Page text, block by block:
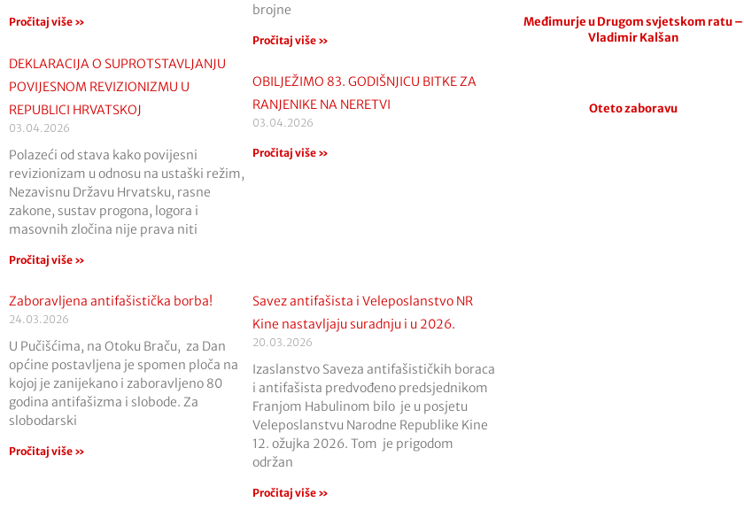
Pročitaj više »
brojne
Pročitaj više »
DEKLARACIJA O SUPROTSTAVLJANJU
POVIJESNOM REVIZIONIZMU U
REPUBLICI HRVATSKOJ
03.04.2026
Polazeći od stava kako povijesni
revizionizam u odnosu na ustaški režim,
Nezavisnu Državu Hrvatsku, rasne
zakone, sustav progona, logora i
masovnih zločina nije prava niti
Pročitaj više »
OBILJEŽIMO 83. GODIŠNJICU BITKE ZA
RANJENIKE NA NERETVI
03.04.2026
Pročitaj više »
Zaboravljena antifašistička borba!
24.03.2026
U Pučišćima, na Otoku Braču, za Dan
općine postavljena je spomen ploča na
kojoj je zanijekano i zaboravljeno 80
godina antifašizma i slobode. Za
slobodarski
Pročitaj više »
Savez antifašista i Veleposlanstvo NR
Kine nastavljaju suradnju i u 2026.
20.03.2026
Izaslanstvo Saveza antifašističkih boraca
i antifašista predvođeno predsjednikom
Franjom Habulinom bilo je u posjetu
Veleposlanstvu Narodne Republike Kine
12. ožujka 2026. Tom je prigodom
održan
Pročitaj više »
Međimurje u Drugom svjetskom ratu –
Vladimir Kalšan
Oteto zaboravu